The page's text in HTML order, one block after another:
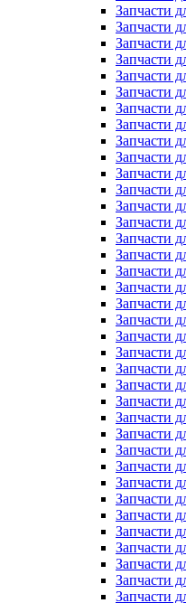
Запчасти
Запчасти
Запчасти
Запчасти
Запчасти
Запчасти
Запчасти
Запчасти
Запчасти
Запчасти
Запчасти
Запчасти
Запчасти
Запчасти
Запчасти
Запчасти
Запчасти
Запчасти
Запчасти
Запчасти
Запчасти
Запчасти
Запчасти
Запчасти
Запчасти
Запчасти
Запчасти
Запчасти
Запчасти
Запчасти
Запчасти
Запчасти
Запчасти
Запчасти
Запчасти
Запчасти
Запчасти